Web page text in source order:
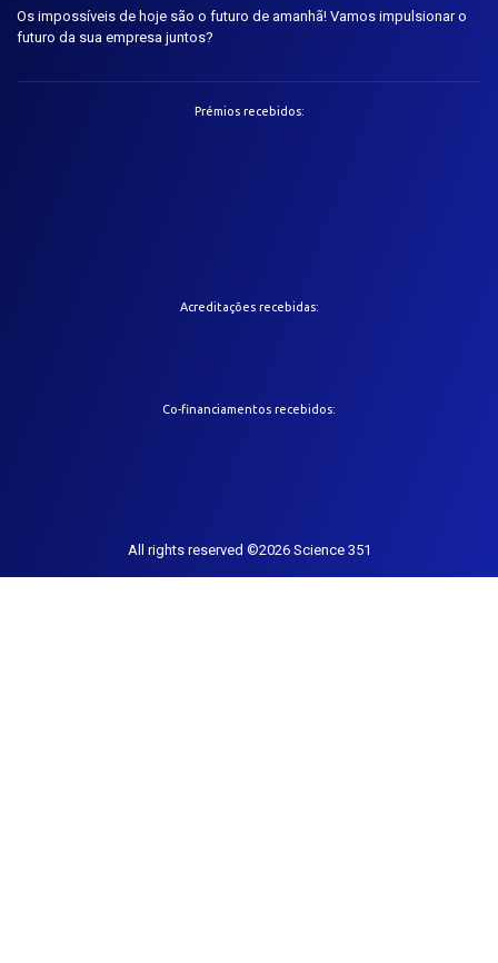
Os impossíveis de hoje são o futuro de amanhã! Vamos impulsionar o
futuro da sua empresa juntos?
Prémios recebidos:
Acreditações recebidas:
Co-financiamentos recebidos:
All rights reserved ©2026 Science 351